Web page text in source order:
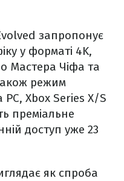
запропонує
у форматі 4K,
Мастера Чіфа та
режим
Xbox Series X/S
преміальне
доступ уже 23
як спроба